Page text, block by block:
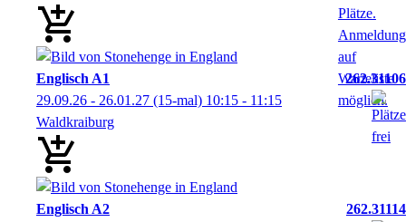
Englisch A1
262.31106
29.09.26 - 26.01.27 (15-mal) 10:15 - 11:15
Waldkraiburg
Englisch A2
262.31114